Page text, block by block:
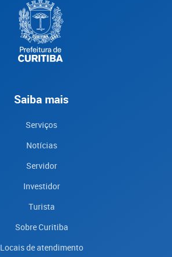
Saiba mais
Serviços
Notícias
Servidor
Investidor
Turista
Sobre Curitiba
Locais de atendimento